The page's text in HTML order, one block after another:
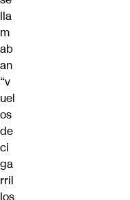
lla
m
ab
an
“v
uel
os
de
ci
ga
rril
los